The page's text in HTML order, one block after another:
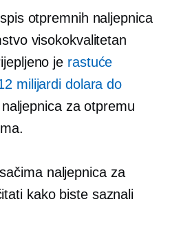
otpremnih naljepnica
visokokvalitetan
je rastuće
milijardi dolara do
za otpremu
naljepnica za
kako biste saznali